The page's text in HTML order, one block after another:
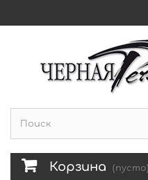
Корзина (пусто)